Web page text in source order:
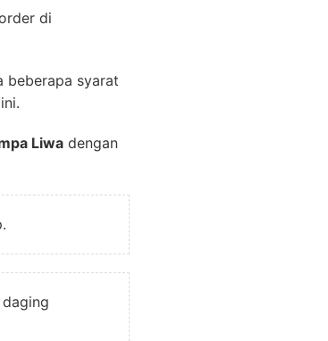
di
beberapa syarat
Liwa dengan